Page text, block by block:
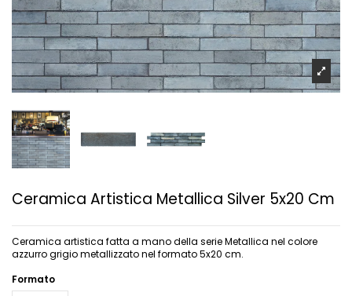
Ceramica Artistica Metallica Silver 5x20 Cm
Ceramica artistica fatta a mano della serie Metallica nel colore
azzurro grigio metallizzato nel formato 5x20 cm.
Formato